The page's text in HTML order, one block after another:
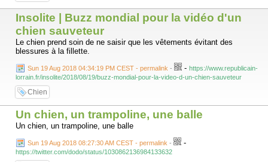
Insolite | Buzz mondial pour la vidéo d'un
chien sauveteur
Le chien prend soin de ne saisir que les vêtements évitant des
blessures à la fillette.
Sun 19 Aug 2018 04:34:19 PM CEST - permalink - - https://www.republicain-
lorrain.fr/insolite/2018/08/19/buzz-mondial-pour-la-video-d-un-chien-sauveteur
Chien
Un chien, un trampoline, une balle
Un chien, un trampoline, une balle
Sun 19 Aug 2018 08:27:30 AM CEST - permalink - -
https://twitter.com/dodo/status/1030862136984133632